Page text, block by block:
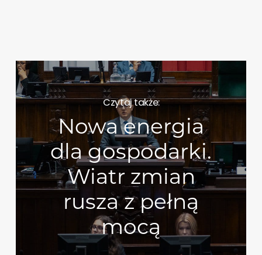
Czytaj także:
Nowa energia
dla gospodarki.
Wiatr zmian
rusza z pełną
mocą